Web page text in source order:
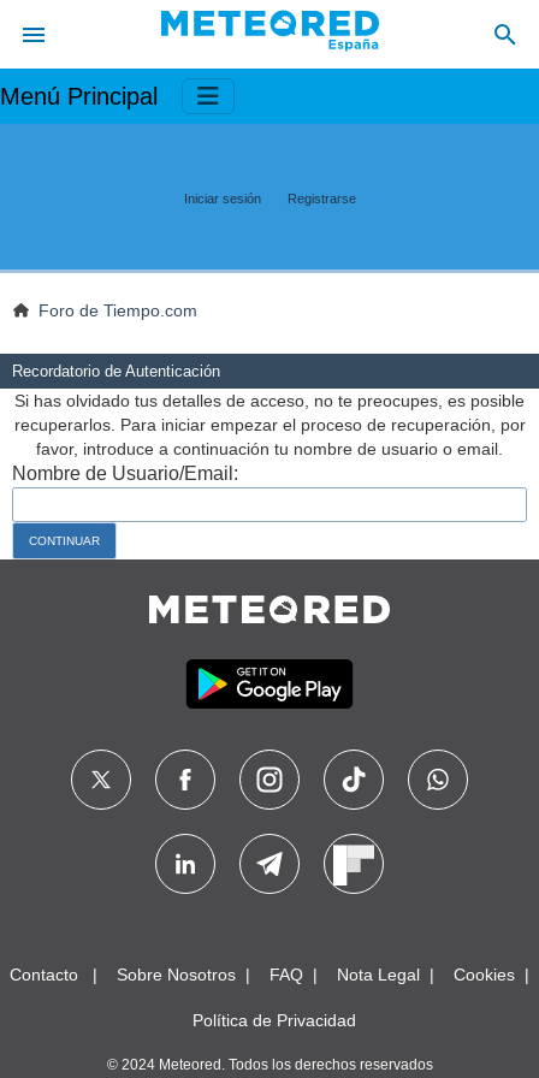
Menú Principal
Iniciar sesión Registrarse
Foro de Tiempo.com
Recordatorio de Autenticación
Si has olvidado tus detalles de acceso, no te preocupes, es posible
recuperarlos. Para iniciar empezar el proceso de recuperación, por
favor, introduce a continuación tu nombre de usuario o email.
Nombre de Usuario/Email:
Contacto Sobre Nosotros FAQ Nota Legal Cookies
Política de Privacidad
© 2024 Meteored. Todos los derechos reservados